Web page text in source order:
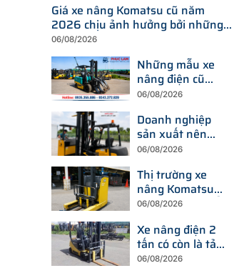
Giá xe nâng Komatsu cũ năm
2026 chịu ảnh hưởng bởi những
yếu tố nào?
06/08/2026
Những mẫu xe
nâng điện cũ
đang được tìm
trên thị trường
hiện nay
06/08/2026
Doanh nghiệp
sản xuất nên
chọn xe nâng
nâng dầu để tối
ưu chi phí?
06/08/2026
Thị trường xe
nâng Komatsu
cũ đang thay đổi
hướng đầu tư
thiết bị mới?
06/08/2026
Xe nâng điện 2
tấn có còn là tải
trọng được
06/08/2026